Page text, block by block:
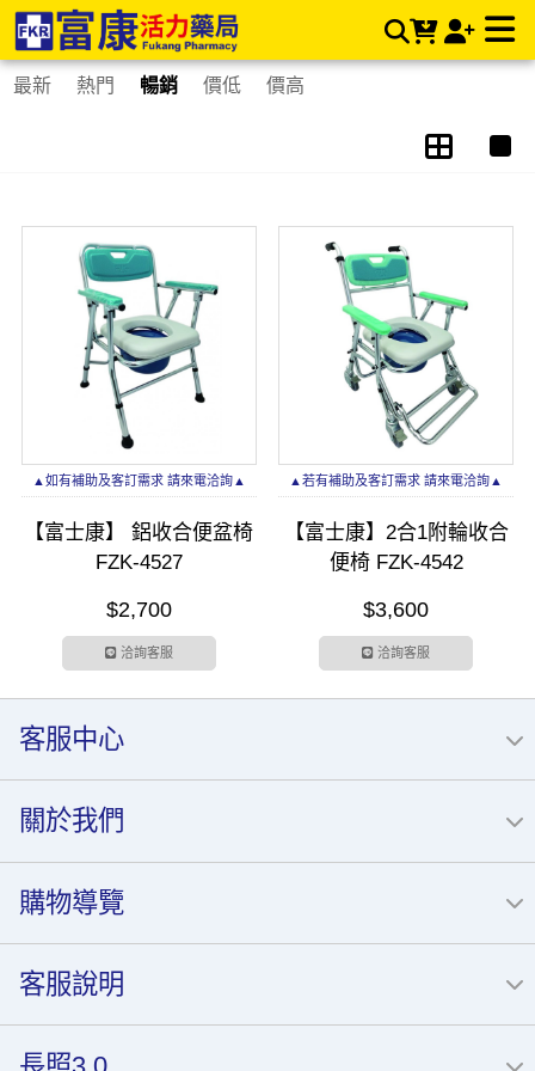
馬桶椅 | 富康活力藥局購物商城
最新 熱門 暢銷 價低 價高
▲如有補助及客訂需求 請來電洽詢▲
【富士康】 鋁收合便盆椅
FZK-4527
$2,700
洽詢客服
▲若有補助及客訂需求 請來電洽詢▲
【富士康】2合1附輪收合
便椅 FZK-4542
$3,600
洽詢客服
客服中心
關於我們
購物導覽
客服說明